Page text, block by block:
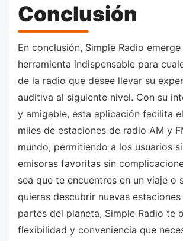
Conclusión
En conclusión, Simple Radio
herramienta indispensable para
de la radio que desee llevar su
auditiva al siguiente nivel. Con su
y amigable, esta aplicación facilita
miles de estaciones de radio AM y
mundo, permitiendo a los usuarios
emisoras favoritas sin
sea que te encuentres en un viaje o
quieras descubrir nuevas
partes del planeta, Simple Radio te
flexibilidad y conveniencia que